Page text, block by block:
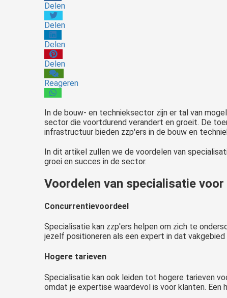
Delen
Delen
Delen
Delen
Reageren
In de bouw- en technieksector zijn er tal van
sector die voortdurend verandert en groeit. De
infrastructuur bieden zzp'ers in de bouw en
In dit artikel zullen we de voordelen van
groei en succes in de sector.
Voordelen van specialisatie
Concurrentievoordeel
Specialisatie kan zzp'ers helpen om zich te
jezelf positioneren als een expert in dat
Hogere tarieven
Specialisatie kan ook leiden tot hogere tarieven
omdat je expertise waardevol is voor klanten.